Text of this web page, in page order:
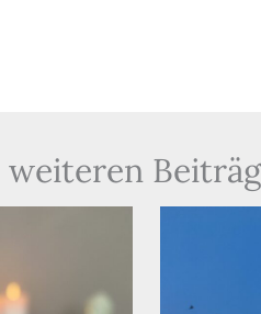
weiteren